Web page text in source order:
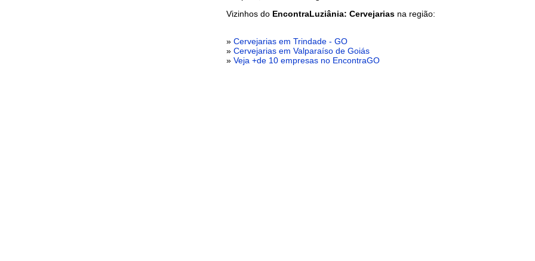
Vizinhos do EncontraLuziânia: Cervejarias na região:
» Cervejarias em Trindade - GO
» Cervejarias em Valparaíso de Goiás
» Veja +de 10 empresas no EncontraGO